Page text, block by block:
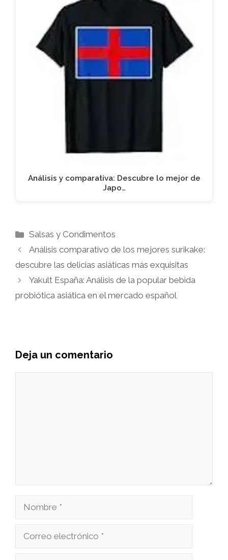
Análisis y comparativa: Descubre lo mejor de
Japo…
Categorías
Salsas y Condimentos
Análisis comparativo de los mejores surikake:
descubre las delicias asiáticas más exquisitas
Yakult España: Análisis de la popular bebida
probiótica asiática en el mercado español
Deja un comentario
Nombre
Correo